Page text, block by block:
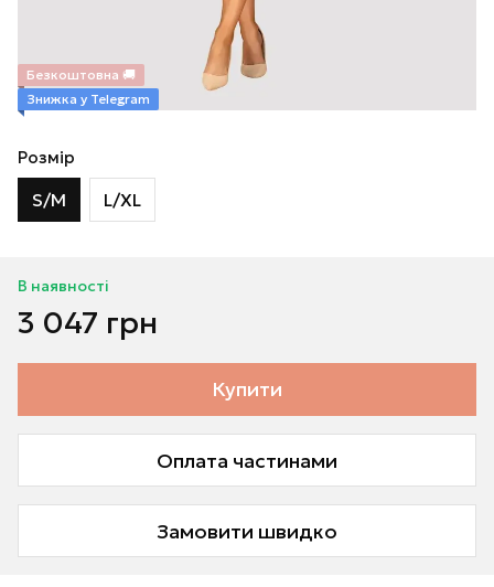
Безкоштовна 🚚
Знижка у Telegram
Розмір
S/M L/XL
В наявності
3 047 грн
Купити
Оплата частинами
Замовити швидко